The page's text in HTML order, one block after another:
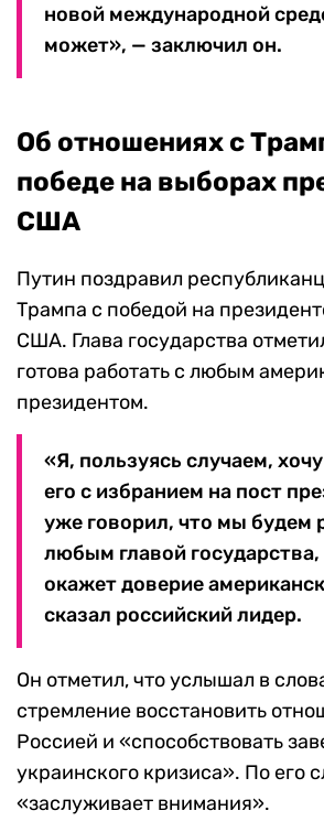
новой международной
может», — заключил он.
Об отношениях с
победе на выборах
США
Путин поздравил
Трампа с победой на
США. Глава государства
готова работать с любым
президентом.
«Я, пользуясь случаем,
его с избранием на пост
уже говорил, что мы будем
любым главой
окажет доверие
сказал российский лидер.
Он отметил, что услышал в
стремление восстановить
Россией и «способствовать
украинского кризиса». По его
«заслуживает внимания».